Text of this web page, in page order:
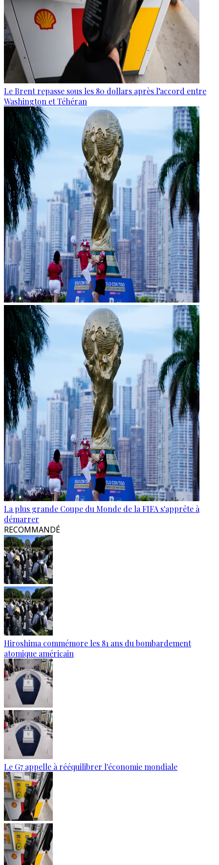
Le Brent repasse sous les 80 dollars après l’accord entre
Washington et Téhéran
La plus grande Coupe du Monde de la FIFA s'apprête à
démarrer
RECOMMANDÉ
Hiroshima commémore les 81 ans du bombardement
atomique américain
Le G7 appelle à rééquilibrer l'économie mondiale